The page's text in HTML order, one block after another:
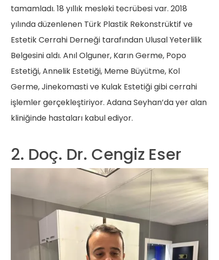
tamamladı. 18 yıllık mesleki tecrübesi var. 2018
yılında düzenlenen Türk Plastik Rekonstrüktif ve
Estetik Cerrahi Derneği tarafından Ulusal Yeterlilik
Belgesini aldı. Anıl Olguner, Karın Germe, Popo
Estetiği, Annelik Estetiği, Meme Büyütme, Kol
Germe, Jinekomasti ve Kulak Estetiği gibi cerrahi
işlemler gerçekleştiriyor. Adana Seyhan’da yer alan
kliniğinde hastaları kabul ediyor.
2. Doç. Dr. Cengiz Eser